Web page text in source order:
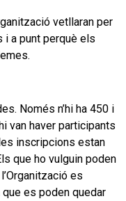
vetllaran per
a punt perquè els
Només n’hi ha 450 i
van haver participants
inscripcions estan
que ho vulguin poden
es
que es poden quedar